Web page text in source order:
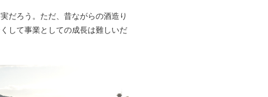
だろう。ただ、昔ながらの酒造り
して事業としての成長は難しいだ